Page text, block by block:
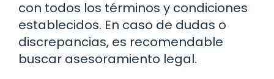
con todos los términos y condiciones
establecidos. En caso de dudas o
discrepancias, es recomendable
buscar asesoramiento legal.